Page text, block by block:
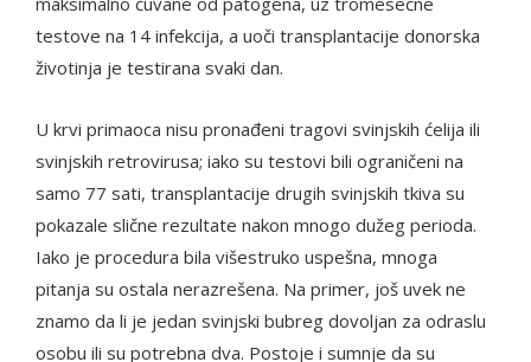
testove na 14 infekcija, a uoči transplantacije donorska
životinja je testirana svaki dan.
U krvi primaoca nisu pronađeni tragovi svinjskih ćelija ili
svinjskih retrovirusa; iako su testovi bili ograničeni na
samo 77 sati, transplantacije drugih svinjskih tkiva su
pokazale slične rezultate nakon mnogo dužeg perioda.
Iako je procedura bila višestruko uspešna, mnoga
pitanja su ostala nerazrešena. Na primer, još uvek ne
znamo da li je jedan svinjski bubreg dovoljan za odraslu
osobu ili su potrebna dva. Postoje i sumnje da su